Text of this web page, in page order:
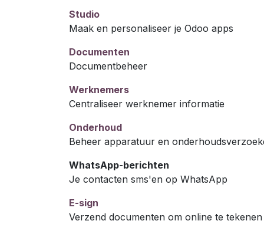
Studio
Maak en personaliseer je Odoo apps
Documenten
Documentbeheer
Werknemers
Centraliseer werknemer informatie
Onderhoud
Beheer apparatuur en
WhatsApp-berichten
Je contacten sms'en op WhatsApp
E-sign
Verzend documenten om online te